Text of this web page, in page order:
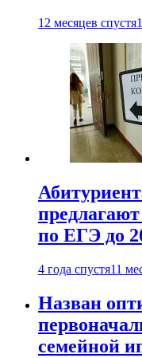
12 месяцев спустя
по ЕГЭ до
4 года спустя11
Назван
семейной